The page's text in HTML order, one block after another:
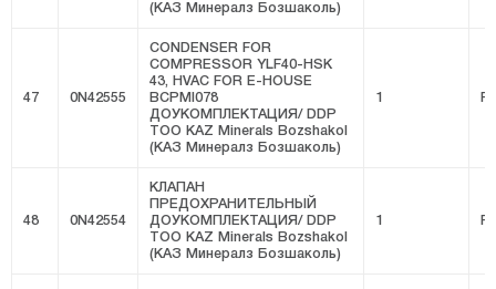
(КАЗ Минералз Бозшаколь)
47 0N42555
CONDENSER FOR
COMPRESSOR YLF40-HSK
43, HVAC FOR E-HOUSE
BCPMI078
ДОУКОМПЛЕКТАЦИЯ/ DDP
ТОО KAZ Minerals Bozshakol
(КАЗ Минералз Бозшаколь)
1
48 0N42554
КЛАПАН
ПРЕДОХРАНИТЕЛЬНЫЙ
ДОУКОМПЛЕКТАЦИЯ/ DDP
ТОО KAZ Minerals Bozshakol
(КАЗ Минералз Бозшаколь)
1